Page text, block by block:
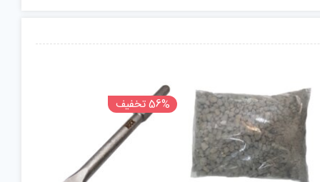
56% تخفیف